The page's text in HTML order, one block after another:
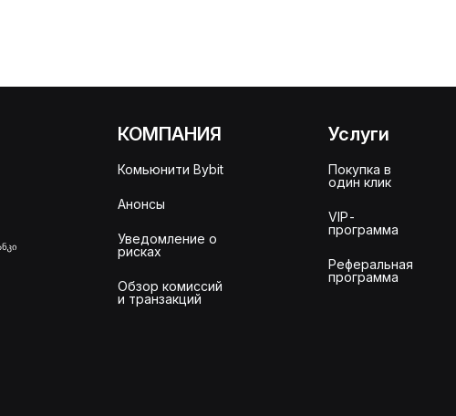
КОМПАНИЯ
Комьюнити Bybit
Анонсы
Уведомление о
рисках
Обзор комиссий
и транзакций
Услуги
Покупка в
один клик
VIP-
программа
Реферальная
программа